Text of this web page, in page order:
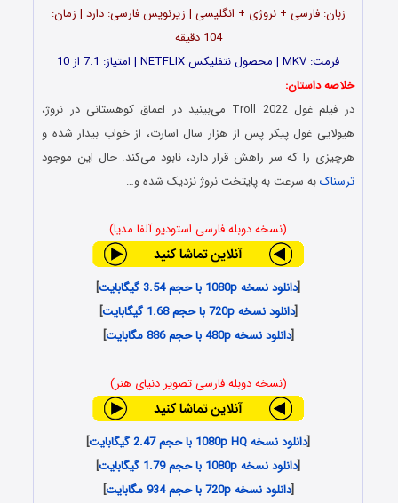
زبان: فارسی + نروژی + انگلیسی | زیرنویس فارسی: دارد | زمان:
104 دقیقه
فرمت: MKV | محصول نتفلیکس NETFLIX | امتیاز: 7.1 از 10
خلاصه داستان:
در فیلم غول Troll 2022 می‌بینید در اعماق کوهستانی در نروژ،
هیولایی غول پیکر پس از هزار سال اسارت، از خواب بیدار شده و
هرچیزی را که سر راهش قرار دارد، نابود می‌کند. حال این موجود
ترسناکبه سرعت به پایتخت نروژ نزدیک شده و…
(نسخه دوبله فارسی استودیو آلفا مدیا)
[دانلود نسخه 1080p با حجم 3.54 گیگابایت
]
[دانلود نسخه 720p با حجم 1.68 گیگابایت
]
[دانلود نسخه 480p با حجم 886 مگابایت ]
(نسخه دوبله فارسی تصویر دنیای هنر)
[دانلود نسخه 1080p HQ با حجم 2.47 گیگابایت
]
[دانلود نسخه 1080p با حجم 1.79 گیگابایت
]
[دانلود نسخه 720p با حجم 934 مگابایت
]